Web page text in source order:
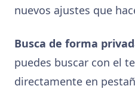
nuevos ajustes que
Busca de forma
puedes buscar con el
directamente en